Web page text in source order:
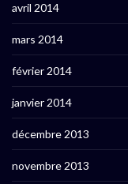
avril 2014
mars 2014
février 2014
janvier 2014
décembre 2013
novembre 2013